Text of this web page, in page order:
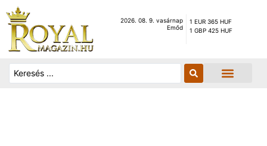
2026. 08. 9. vasárnap
Emőd
1 EUR 365 HUF
1 GBP 425 HUF